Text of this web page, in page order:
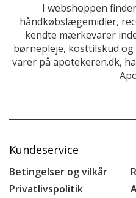
I webshoppen
håndkøbslægemidler,
kendte mærkevarer
børnepleje, kosttilskud
varer på apotekeren.dk,
Kundeservice
Betingelser og vilkår
Privatlivspolitik